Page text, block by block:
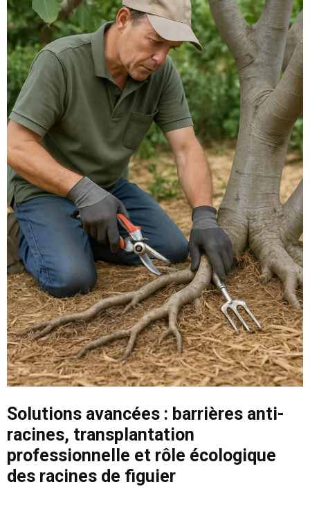
Solutions avancées : barrières anti-
racines, transplantation
professionnelle et rôle écologique
des racines de figuier